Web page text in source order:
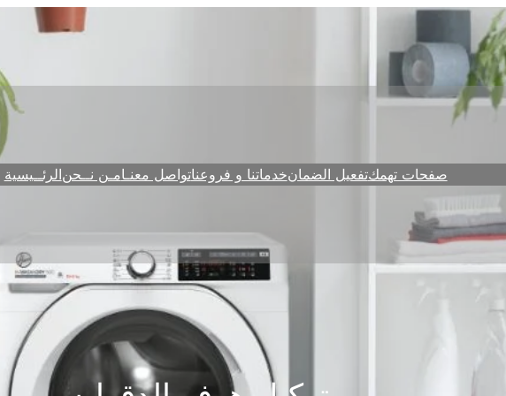
الرئــيسيةمـن نــحنتواصل معنـاخدماتنا و فروعناتفعيل الضمانصفحات تهمك